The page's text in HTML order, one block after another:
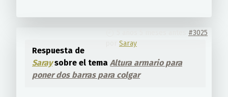
#3025
Saray
Respuesta de
Saraysobre el tema Altura armario para
poner dos barras para colgar